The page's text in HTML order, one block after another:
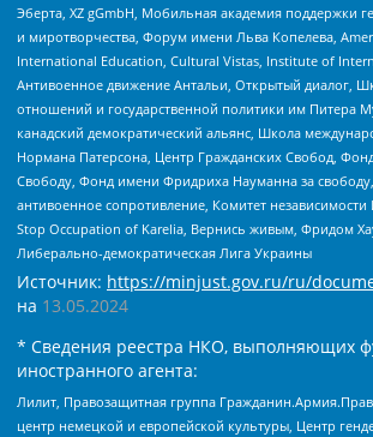
Эберта, XZ gGmbH, Мобильная академия поддержки
и миротворчества, Форум имени Льва Копелева,
International Education, Cultural Vistas, Institute of
Антивоенное движение Антальи, Открытый диалог,
отношений и государственной политики им Питера
канадский демократический альянс, Школа
Нормана Патерсона, Центр Гражданских Свобод,
Свободу, Фонд имени Фридриха Науманна за
антивоенное сопротивление, Комитет
Stop Occupation of Karelia, Вернись живым, Фридом
Либерально-демократическая Лига Украины
Источник: https://minjust.gov.ru/ru/
на 13.05.2024
* Сведения реестра НКО, выполняющих
иностранного агента:
Лилит, Правозащитная группа
центр немецкой и европейской культуры, Центр